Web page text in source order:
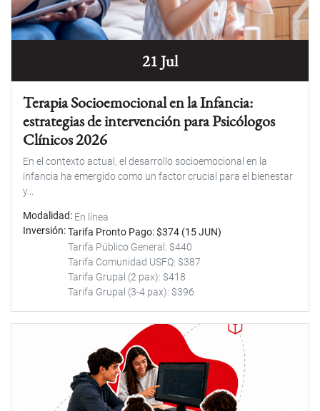
21 Jul
Terapia Socioemocional en la Infancia:
estrategias de intervención para Psicólogos
Clínicos 2026
En el contexto actual, el desarrollo socioemocional en la
infancia ha emergido como un factor crucial para el bienestar
y...
Modalidad En línea
Inversión Tarifa Pronto Pago: $374 (15 JUN)
Tarifa Público General: $440
Tarifa Comunidad USFQ: $387
Tarifa Grupal (2 pax): $418
Tarifa Grupal (3-4 pax): $396